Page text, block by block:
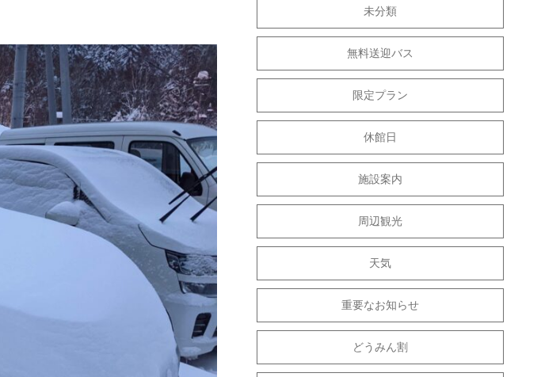
未分類
無料送迎バス
限定プラン
休館日
施設案内
周辺観光
天気
重要なお知らせ
どうみん割